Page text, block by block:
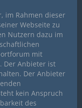
im Rahmen dieser
Webseite zu
Nutzern dazu im
mit
Der Anbieter ist
Der Anbieter
kein Anspruch
des